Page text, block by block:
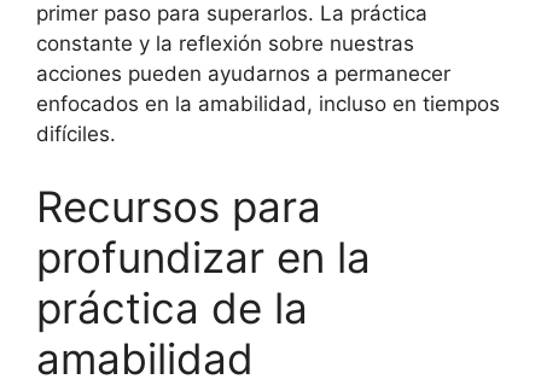
primer paso para superarlos. La práctica
constante y la reflexión sobre nuestras
acciones pueden ayudarnos a permanecer
enfocados en la amabilidad, incluso en tiempos
difíciles.
Recursos para
profundizar en la
práctica de la
amabilidad